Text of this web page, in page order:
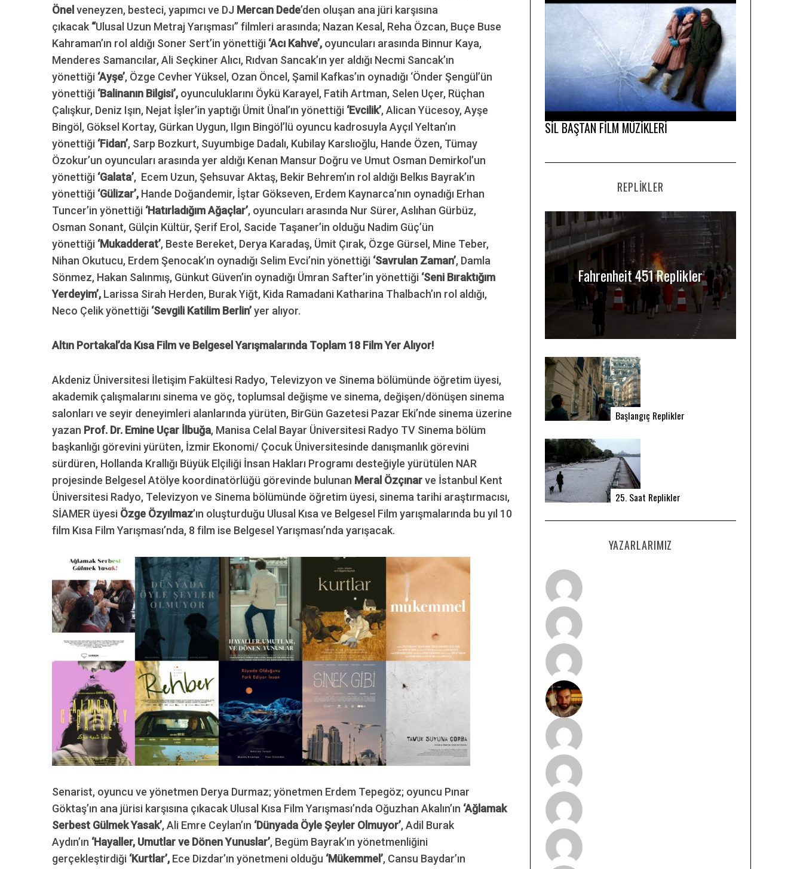
Önel veneyzen, besteci, yapımcı ve DJ Mercan Dede’den oluşan ana jüri karşısına
çıkacak “Ulusal Uzun Metraj Yarışması” filmleri arasında; Nazan Kesal, Reha Özcan, Buçe Buse
Kahraman’ın rol aldığı Soner Sert’in yönettiği ‘Acı Kahve’, oyuncuları arasında Binnur Kaya,
Menderes Samancılar, Ali Seçkiner Alıcı, Rıdvan Sancak’ın yer aldığı Necmi Sancak’ın
yönettiği ‘Ayşe’, Özge Cevher Yüksel, Ozan Öncel, Şamil Kafkas’ın oynadığı ‘Önder Şengül’ün
yönettiği ‘Balinanın Bilgisi’, oyunculuklarını Öykü Karayel, Fatih Artman, Selen Uçer, Rüçhan
Çalışkur, Deniz Işın, Nejat İşler’in yaptığı Ümit Ünal’ın yönettiği ‘Evcilik’, Alican Yücesoy, Ayşe
Bingöl, Göksel Kortay, Gürkan Uygun, Ilgın Bingöl’lü oyuncu kadrosuyla Ayçıl Yeltan’ın
yönettiği ‘Fidan’, Sarp Bozkurt, Suyumbige Dadalı, Kubilay Karslıoğlu, Hande Özen, Tümay
Özokur’un oyuncuları arasında yer aldığı Kenan Mansur Doğru ve Umut Osman Demirkol’un
yönettiği ‘Galata’, Ecem Uzun, Şehsuvar Aktaş, Bekir Behrem’ın rol aldığı Belkıs Bayrak’ın
yönettiği ‘Gülizar’, Hande Doğandemir, İştar Gökseven, Erdem Kaynarca’nın oynadığı Erhan
Tuncer’in yönettiği ‘Hatırladığım Ağaçlar’, oyuncuları arasında Nur Sürer, Aslıhan Gürbüz,
Osman Sonant, Gülçin Kültür, Şerif Erol, Sacide Taşaner’in olduğu Nadim Güç’ün
yönettiği ‘Mukadderat’, Beste Bereket, Derya Karadaş, Ümit Çırak, Özge Gürsel, Mine Teber,
Nihan Okutucu, Erdem Şenocak’ın oynadığı Selim Evci’nin yönettiği ‘Savrulan Zaman’, Damla
Sönmez, Hakan Salınmış, Günkut Güven’in oynadığı Ümran Safter’in yönettiği ‘Seni Bıraktığım
Yerdeyim’, Larissa Sirah Herden, Burak Yiğt, Kida Ramadani Katharina Thalbach’ın rol aldığı,
Neco Çelik yönettiği ‘Sevgili Katilim Berlin’yer alıyor.
Altın Portakal’da Kısa Film ve Belgesel Yarışmalarında Toplam 18 Film Yer Alıyor!
Akdeniz Üniversitesi İletişim Fakültesi Radyo, Televizyon ve Sinema bölümünde öğretim üyesi,
akademik çalışmalarını sinema ve göç, toplumsal değişme ve sinema, değişen/dönüşen sinema
salonları ve seyir deneyimleri alanlarında yürüten, BirGün Gazetesi Pazar Eki’nde sinema üzerine
yazan Prof. Dr. Emine Uçar İlbuğa, Manisa Celal Bayar Üniversitesi Radyo TV Sinema bölüm
başkanlığı görevini yürüten, İzmir Ekonomi/ Çocuk Üniversitesinde danışmanlık görevini
sürdüren, Hollanda Krallığı Büyük Elçiliği İnsan Hakları Programı desteğiyle yürütülen NAR
projesinde Belgesel Atölye koordinatörlüğü görevinde bulunan Meral Özçınarve İstanbul Kent
Üniversitesi Radyo, Televizyon ve Sinema bölümünde öğretim üyesi, sinema tarihi araştırmacısı,
SİAMER üyesi Özge Özyılmaz’ın oluşturduğu Ulusal Kısa ve Belgesel Film yarışmalarında bu yıl 10
film Kısa Film Yarışması’nda, 8 film ise Belgesel Yarışması’nda yarışacak.
Senarist, oyuncu ve yönetmen Derya Durmaz; yönetmen Erdem Tepegöz; oyuncu Pınar
Göktaş’ın ana jürisi karşısına çıkacak Ulusal Kısa Film Yarışması’nda Oğuzhan Akalın’ın ‘Ağlamak
Serbest Gülmek Yasak’, Ali Emre Ceylan’ın ‘Dünyada Öyle Şeyler Olmuyor’, Adil Burak
Aydın’ın ‘Hayaller, Umutlar ve Dönen Yunuslar’, Begüm Bayrak’ın yönetmenliğini
gerçekleştirdiği ‘Kurtlar’, Ece Dizdar’ın yönetmeni olduğu ‘Mükemmel’, Cansu Baydar’ın
SİL BAŞTAN FİLM MÜZİKLERİ
REPLIKLER
Fahrenheit 451 Replikler
Başlangıç Replikler
25. Saat Replikler
YAZARLARIMIZ